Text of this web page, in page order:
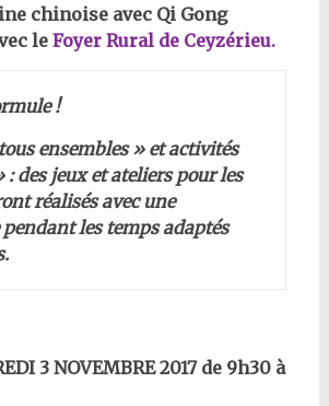
chinoise avec Qi Gong
le Foyer Rural de Ceyzérieu.
!
ensembles » et activités
: des jeux et ateliers pour les
réalisés avec une
les temps adaptés
3 NOVEMBRE 2017 de 9h30 à